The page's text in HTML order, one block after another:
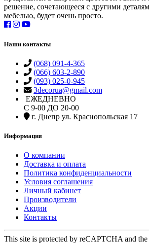
решение, сочетающееся с другими
мебелью, будет очень просто.
Наши контакты
(068) 091-4-365
(066) 603-2-890
(093) 025-0-945
3decorua@gmail.com
ЕЖЕДНЕВНО
С 9-00 ДО 20-00
г. Днепр ул. Краснопольская 17
Информация
О компании
Доставка и оплата
Политика конфиденциальности
Условия соглашения
Личный кабинет
Производители
Акции
Контакты
This site is protected by reCAPTCHA and